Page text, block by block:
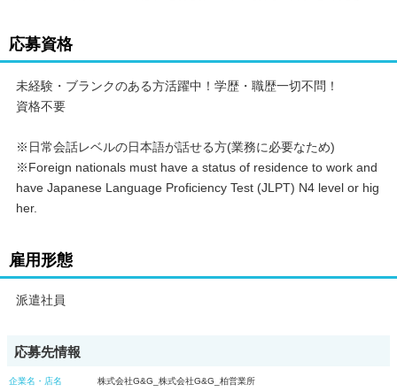
応募資格
未経験・ブランクのある方活躍中！学歴・職歴一切不問！
資格不要
※日常会話レベルの日本語が話せる方(業務に必要なため)
※Foreign nationals must have a status of residence to work and
have Japanese Language Proficiency Test (JLPT) N4 level or hig
her.
雇用形態
派遣社員
応募先情報
企業名・店名 株式会社G&G_株式会社G&G_柏営業所